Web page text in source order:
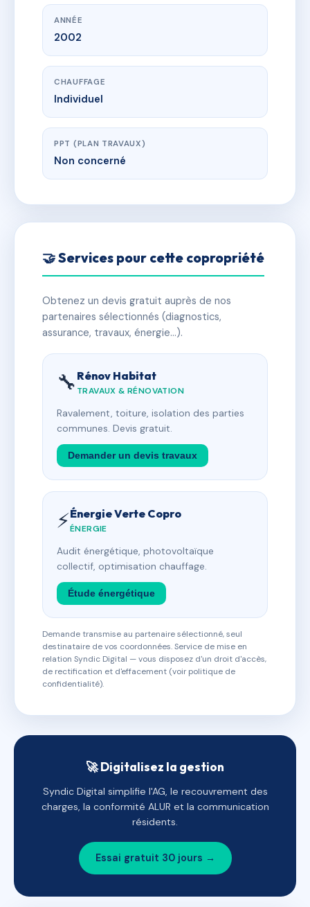
ANNÉE
2002
CHAUFFAGE
Individuel
PPT (PLAN TRAVAUX)
Non concerné
🤝 Services pour cette copropriété
Obtenez un devis gratuit auprès de nos
partenaires sélectionnés (diagnostics,
assurance, travaux, énergie…).
🔧 Rénov Habitat
TRAVAUX & RÉNOVATION
Ravalement, toiture, isolation des parties
communes. Devis gratuit.
Demander un devis travaux
⚡Énergie Verte Copro
ÉNERGIE
Audit énergétique, photovoltaïque
collectif, optimisation chauffage.
Étude énergétique
Demande transmise au partenaire sélectionné, seul
destinataire de vos coordonnées. Service de mise en
relation Syndic Digital — vous disposez d'un droit d'accès,
de rectification et d'effacement (voir politique de
confidentialité).
🚀 Digitalisez la gestion
Syndic Digital simplifie l'AG, le recouvrement des
charges, la conformité ALUR et la communication
résidents.
Essai gratuit 30 jours →